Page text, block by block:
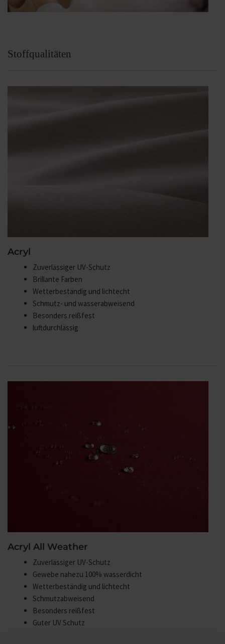
Stoffqualitäten
Acryl
Zuverlässiger UV-Schutz
Brillante Farben
Wetterbeständig und lichtecht
Schmutz- und wasserabweisend
Besonders reißfest
luftdurchlässig
Acryl All Weather
Zuverlässiger UV-Schutz
Gewebe nahezu 100% wasserdicht
Wetterbeständig und lichtecht
Schmutzabweisend
Besonders reißfest
Guter UV Schutz